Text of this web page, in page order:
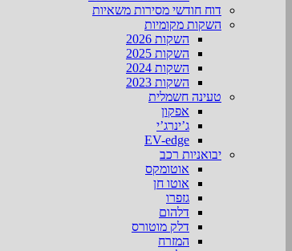
דוח חודשי מסירות משאיות
השקות מקומיות
השקות 2026
השקות 2025
השקות 2024
השקות 2023
טעינה חשמלית
אפקון
ג’ינרג’י
EV-edge
יבואניות רכב
אוטומקס
אוטו חן
גזפרו
דלהום
דלק מוטורס
המזרח